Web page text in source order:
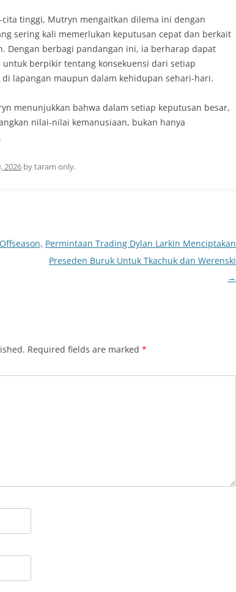
tinggi, Mutryn mengaitkan dilema ini dengan
sering kali memerlukan keputusan cepat dan berkait
Dengan berbagi pandangan ini, ia berharap dapat
berpikir tentang konsekuensi dari setiap
lapangan maupun dalam kehidupan sehari-hari.
menunjukkan bahwa dalam setiap keputusan besar,
nilai-nilai kemanusiaan, bukan hanya
2026 bytaram only.
Permintaan Trading Dylan Larkin Menciptakan
Preseden Buruk Untuk Tkachuk dan Werenski
→
Required fields are marked *